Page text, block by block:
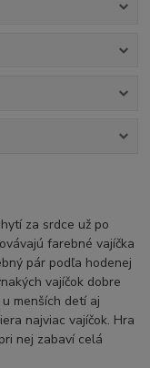
za srdce už po
farebné vajíčka
pár podľa hodenej
vajíčok dobre
menších detí aj
najviac vajíčok. Hra
nej zabaví celá